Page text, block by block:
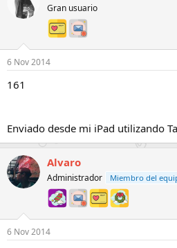
Gran usuario
6 Nov 2014
161
Enviado desde mi iPad utilizando
Alvaro
Administrador Miembro del
6 Nov 2014